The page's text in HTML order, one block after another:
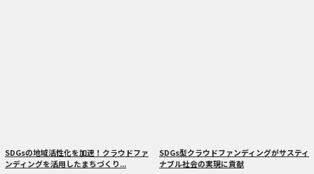
SDGsの地域活性化を加速！クラウドファ
ンディングを活用したまちづくり...
SDGs型クラウドファンディングがサスティ
ナブル社会の実現に貢献